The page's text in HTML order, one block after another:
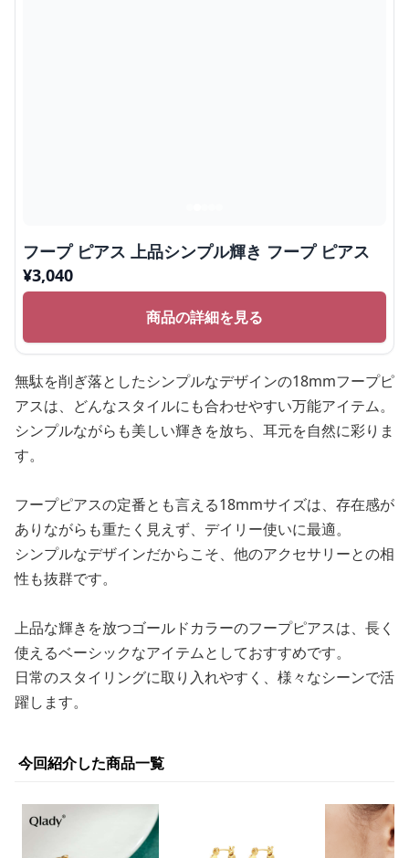
フープ ピアス 上品シンプル輝き フープ ピアス
¥3,040
商品の詳細を見る
無駄を削ぎ落としたシンプルなデザインの18mmフープピ
アスは、どんなスタイルにも合わせやすい万能アイテム。
シンプルながらも美しい輝きを放ち、耳元を自然に彩りま
す。
フープピアスの定番とも言える18mmサイズは、存在感が
ありながらも重たく見えず、デイリー使いに最適。
シンプルなデザインだからこそ、他のアクセサリーとの相
性も抜群です。
上品な輝きを放つゴールドカラーのフープピアスは、長く
使えるベーシックなアイテムとしておすすめです。
日常のスタイリングに取り入れやすく、様々なシーンで活
躍します。
今回紹介した商品一覧